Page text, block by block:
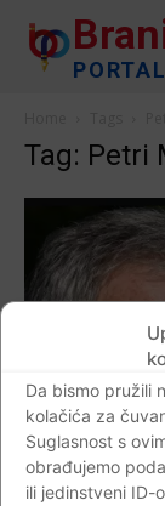
Da bismo pružili
kolačića za
Suglasnost s
obrađujemo
ili jedinstveni ID-
PORTAL
Tag: Petri